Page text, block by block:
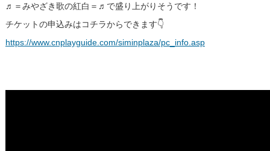
♬＝みやざき歌の紅白＝♬で盛り上がりそうです！
チケットの申込みはコチラからできます👇
https://www.cnplayguide.com/siminplaza/pc_info.asp